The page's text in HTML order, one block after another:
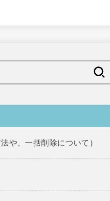
や、一括削除について）